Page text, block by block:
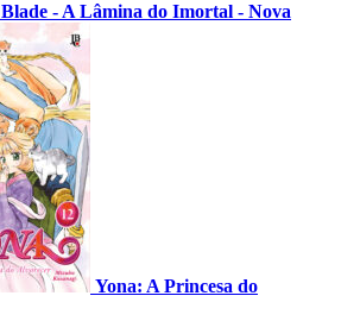
Blade - A Lâmina do Imortal - Nova
Yona: A Princesa do